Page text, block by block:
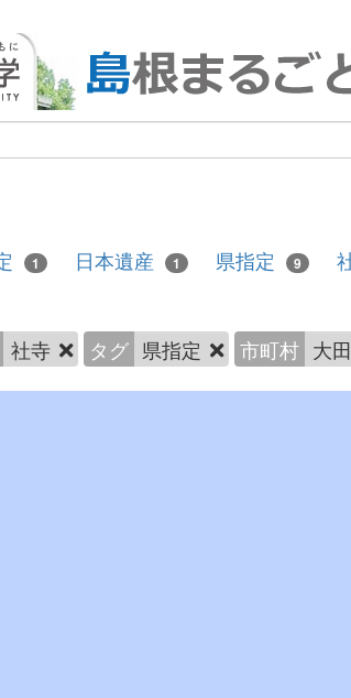
1 日本遺産 1 県指定 9
社寺 タグ 県指定 市町村 大